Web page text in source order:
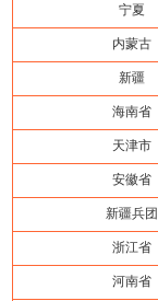
宁夏
内蒙古
新疆
海南省
天津市
安徽省
新疆兵团
浙江省
河南省